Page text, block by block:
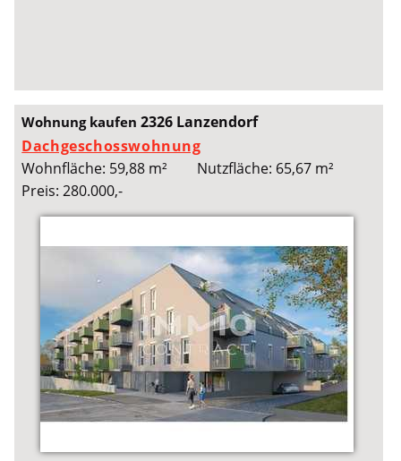
Wohnung kaufen2326 Lanzendorf
Dachgeschosswohnung
Wohnfläche: 59,88 m²
Nutzfläche: 65,67 m²
Preis: 280.000,-